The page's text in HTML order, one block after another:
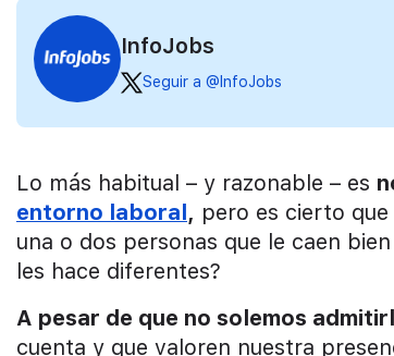
InfoJobs
Seguir a @InfoJobs
Lo más habitual – y razonable – es
entorno laboral, pero es cierto
una o dos personas que le caen
les hace diferentes?
A pesar de que no solemos
cuenta y que valoren nuestra